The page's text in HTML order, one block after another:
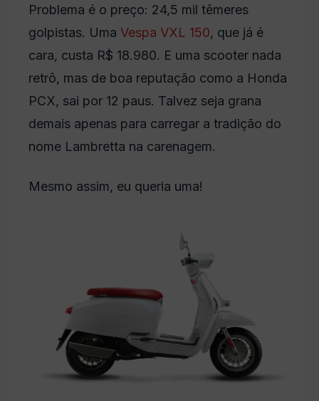
Problema é o preço: 24,5 mil têmeres
golpistas. Uma Vespa VXL 150, que já é
cara, custa R$ 18.980. E uma scooter nada
retrô, mas de boa reputação como a Honda
PCX, sai por 12 paus. Talvez seja grana
demais apenas para carregar a tradição do
nome Lambretta na carenagem.
Mesmo assim, eu queria uma!